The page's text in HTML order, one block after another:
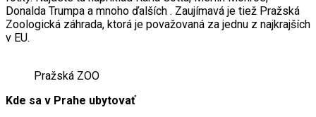
Donalda Trumpa a mnoho ďalších . Zaujímavá je tiež Pražská
Zoologická záhrada, ktorá je považovaná za jednu z najkrajších
v EU.
Pražská ZOO
Kde sa v Prahe ubytovať